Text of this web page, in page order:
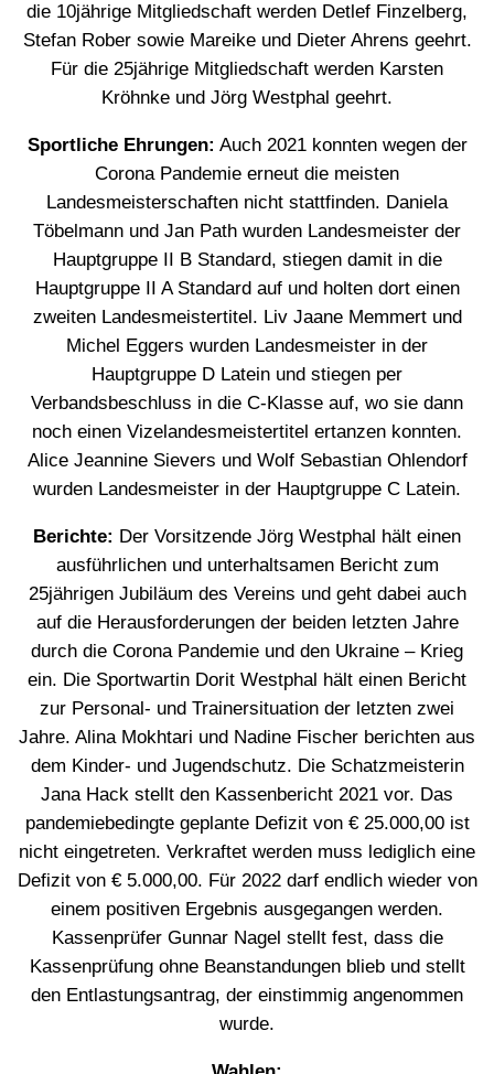
die 10jährige Mitgliedschaft werden Detlef Finzelberg,
Stefan Rober sowie Mareike und Dieter Ahrens geehrt.
Für die 25jährige Mitgliedschaft werden Karsten
Kröhnke und Jörg Westphal geehrt.
Sportliche Ehrungen: Auch 2021 konnten wegen der
Corona Pandemie erneut die meisten
Landesmeisterschaften nicht stattfinden. Daniela
Töbelmann und Jan Path wurden Landesmeister der
Hauptgruppe II B Standard, stiegen damit in die
Hauptgruppe II A Standard auf und holten dort einen
zweiten Landesmeistertitel. Liv Jaane Memmert und
Michel Eggers wurden Landesmeister in der
Hauptgruppe D Latein und stiegen per
Verbandsbeschluss in die C-Klasse auf, wo sie dann
noch einen Vizelandesmeistertitel ertanzen konnten.
Alice Jeannine Sievers und Wolf Sebastian Ohlendorf
wurden Landesmeister in der Hauptgruppe C Latein.
Berichte: Der Vorsitzende Jörg Westphal hält einen
ausführlichen und unterhaltsamen Bericht zum
25jährigen Jubiläum des Vereins und geht dabei auch
auf die Herausforderungen der beiden letzten Jahre
durch die Corona Pandemie und den Ukraine – Krieg
ein. Die Sportwartin Dorit Westphal hält einen Bericht
zur Personal- und Trainersituation der letzten zwei
Jahre. Alina Mokhtari und Nadine Fischer berichten aus
dem Kinder- und Jugendschutz. Die Schatzmeisterin
Jana Hack stellt den Kassenbericht 2021 vor. Das
pandemiebedingte geplante Defizit von € 25.000,00 ist
nicht eingetreten. Verkraftet werden muss lediglich eine
Defizit von € 5.000,00. Für 2022 darf endlich wieder von
einem positiven Ergebnis ausgegangen werden.
Kassenprüfer Gunnar Nagel stellt fest, dass die
Kassenprüfung ohne Beanstandungen blieb und stellt
den Entlastungsantrag, der einstimmig angenommen
wurde.